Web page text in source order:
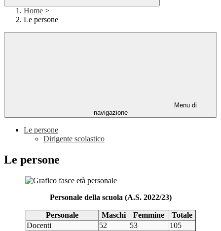
Home >
Le persone
Menu di
navigazione
Le persone
Dirigente scolastico
Le persone
Personale della scuola (A.S. 2022/23)
Personale Maschi Femmine
Totale
Docenti
52 53
105